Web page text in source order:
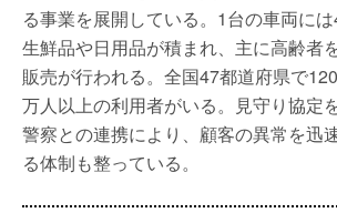
る事業を展開している。1台の車両に
生鮮品や日用品が積まれ、主に高齢者
販売が行われる。全国47都道府県で
万人以上の利用者がいる。見守り協定
警察との連携により、顧客の異常を迅
る体制も整っている。